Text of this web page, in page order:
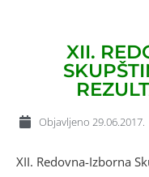
XII.
Objavljeno 29.06.2017.
XII. Redovna-Izborna